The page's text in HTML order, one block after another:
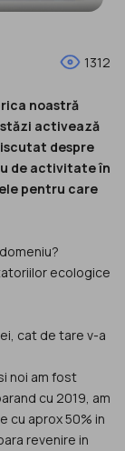
1312
noastră
activează
despre
de activitate în
pentru care
ecologice
cat de tare v-a
noi am fost
cu 2019, am
cu aprox 50% in
revenire in